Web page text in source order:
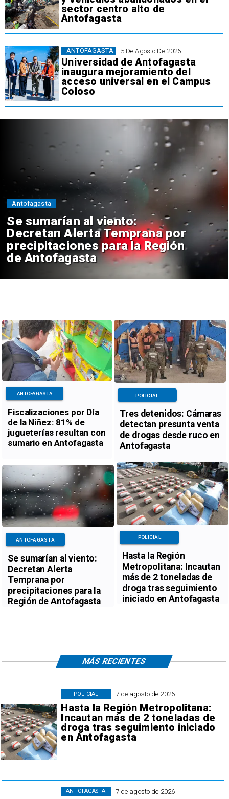
sector centro alto de
Antofagasta
5 De Agosto De 2026
Universidad de Antofagasta
inaugura mejoramiento del
acceso universal en el Campus
Coloso
ANTOFAGASTA
Se sumarían al viento:
Decretan Alerta Temprana por
precipitaciones para la Región
de Antofagasta
Antofagasta
Fiscalizaciones por Día
de la Niñez: 81% de
jugueterías resultan con
sumario en Antofagasta
ANTOFAGASTA
Tres detenidos: Cámaras
detectan presunta venta
de drogas desde ruco en
Antofagasta
POLICIAL
Se sumarían al viento:
Decretan Alerta
Temprana por
precipitaciones para la
Región de Antofagasta
ANTOFAGASTA
Hasta la Región
Metropolitana: Incautan
más de 2 toneladas de
droga tras seguimiento
iniciado en Antofagasta
POLICIAL
7 de agosto de 2026
Hasta la Región Metropolitana:
Incautan más de 2 toneladas de
droga tras seguimiento iniciado
en Antofagasta
POLICIAL
7 de agosto de 2026
ANTOFAGASTA
MÁS RECIENTES